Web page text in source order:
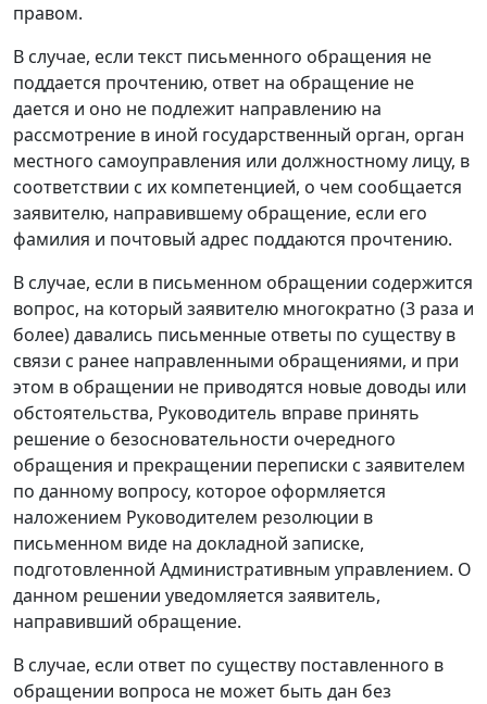
правом.
В случае, если текст письменного обращения не
поддается прочтению, ответ на обращение не
дается и оно не подлежит направлению на
рассмотрение в иной государственный орган, орган
местного самоуправления или должностному лицу, в
соответствии с их компетенцией, о чем сообщается
заявителю, направившему обращение, если его
фамилия и почтовый адрес поддаются прочтению.
В случае, если в письменном обращении содержится
вопрос, на который заявителю многократно (3 раза и
более) давались письменные ответы по существу в
связи с ранее направленными обращениями, и при
этом в обращении не приводятся новые доводы или
обстоятельства, Руководитель вправе принять
решение о безосновательности очередного
обращения и прекращении переписки с заявителем
по данному вопросу, которое оформляется
наложением Руководителем резолюции в
письменном виде на докладной записке,
подготовленной Административным управлением. О
данном решении уведомляется заявитель,
направивший обращение.
В случае, если ответ по существу поставленного в
обращении вопроса не может быть дан без